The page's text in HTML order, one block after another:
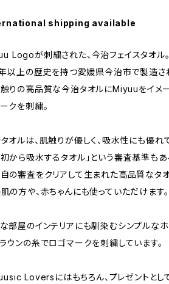
shipping available
Logoが刺繍された、今治フェイスタオル。
以上の歴史を持つ愛媛県今治市で製造さ
りの高品質な今治タオルにMiyuuをイメ
クを刺繍。
オルは、肌触りが優しく、吸水性にも優れて
から吸水するタオル」という審査基準もあ
の審査をクリアして生まれた高品質なタオ
の方や、赤ちゃんにも使っていただけます。
部屋のインテリアにも馴染むシンプルなホ
ウンの糸でロゴマークを刺繍しています。
Loversにはもちろん、プレゼントとし